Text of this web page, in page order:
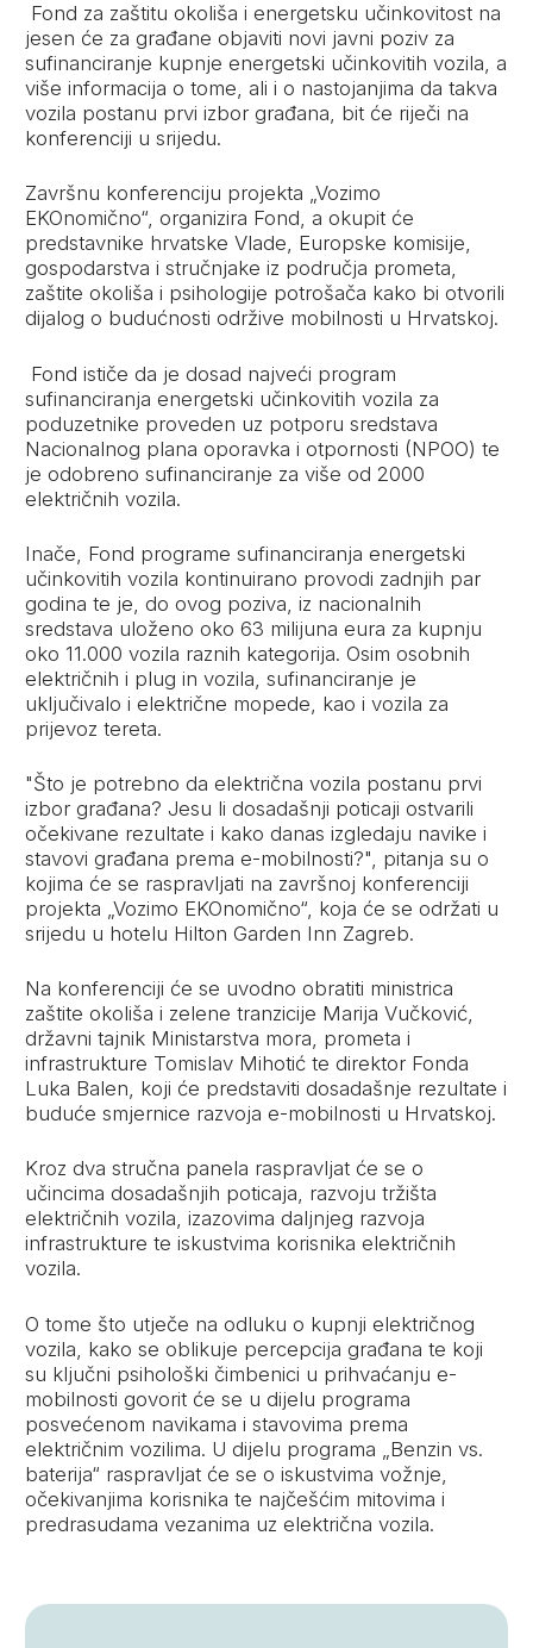
Fond za zaštitu okoliša i energetsku učinkovitost na
jesen će za građane objaviti novi javni poziv za
sufinanciranje kupnje energetski učinkovitih vozila, a
više informacija o tome, ali i o nastojanjima da takva
vozila postanu prvi izbor građana, bit će riječi na
konferenciji u srijedu.
Završnu konferenciju projekta „Vozimo
EKOnomično“, organizira Fond, a okupit će
predstavnike hrvatske Vlade, Europske komisije,
gospodarstva i stručnjake iz područja prometa,
zaštite okoliša i psihologije potrošača kako bi otvorili
dijalog o budućnosti održive mobilnosti u Hrvatskoj.
Fond ističe da je dosad najveći program
sufinanciranja energetski učinkovitih vozila za
poduzetnike proveden uz potporu sredstava
Nacionalnog plana oporavka i otpornosti (NPOO) te
je odobreno sufinanciranje za više od 2000
električnih vozila.
Inače, Fond programe sufinanciranja energetski
učinkovitih vozila kontinuirano provodi zadnjih par
godina te je, do ovog poziva, iz nacionalnih
sredstava uloženo oko 63 milijuna eura za kupnju
oko 11.000 vozila raznih kategorija. Osim osobnih
električnih i plug in vozila, sufinanciranje je
uključivalo i električne mopede, kao i vozila za
prijevoz tereta.
"Što je potrebno da električna vozila postanu prvi
izbor građana? Jesu li dosadašnji poticaji ostvarili
očekivane rezultate i kako danas izgledaju navike i
stavovi građana prema e-mobilnosti?", pitanja su o
kojima će se raspravljati na završnoj konferenciji
projekta „Vozimo EKOnomično“, koja će se održati u
srijedu u hotelu Hilton Garden Inn Zagreb.
Na konferenciji će se uvodno obratiti ministrica
zaštite okoliša i zelene tranzicije Marija Vučković,
državni tajnik Ministarstva mora, prometa i
infrastrukture Tomislav Mihotić te direktor Fonda
Luka Balen, koji će predstaviti dosadašnje rezultate i
buduće smjernice razvoja e-mobilnosti u Hrvatskoj.
Kroz dva stručna panela raspravljat će se o
učincima dosadašnjih poticaja, razvoju tržišta
električnih vozila, izazovima daljnjeg razvoja
infrastrukture te iskustvima korisnika električnih
vozila.
O tome što utječe na odluku o kupnji električnog
vozila, kako se oblikuje percepcija građana te koji
su ključni psihološki čimbenici u prihvaćanju e-
mobilnosti govorit će se u dijelu programa
posvećenom navikama i stavovima prema
električnim vozilima. U dijelu programa „Benzin vs.
baterija“ raspravljat će se o iskustvima vožnje,
očekivanjima korisnika te najčešćim mitovima i
predrasudama vezanima uz električna vozila.